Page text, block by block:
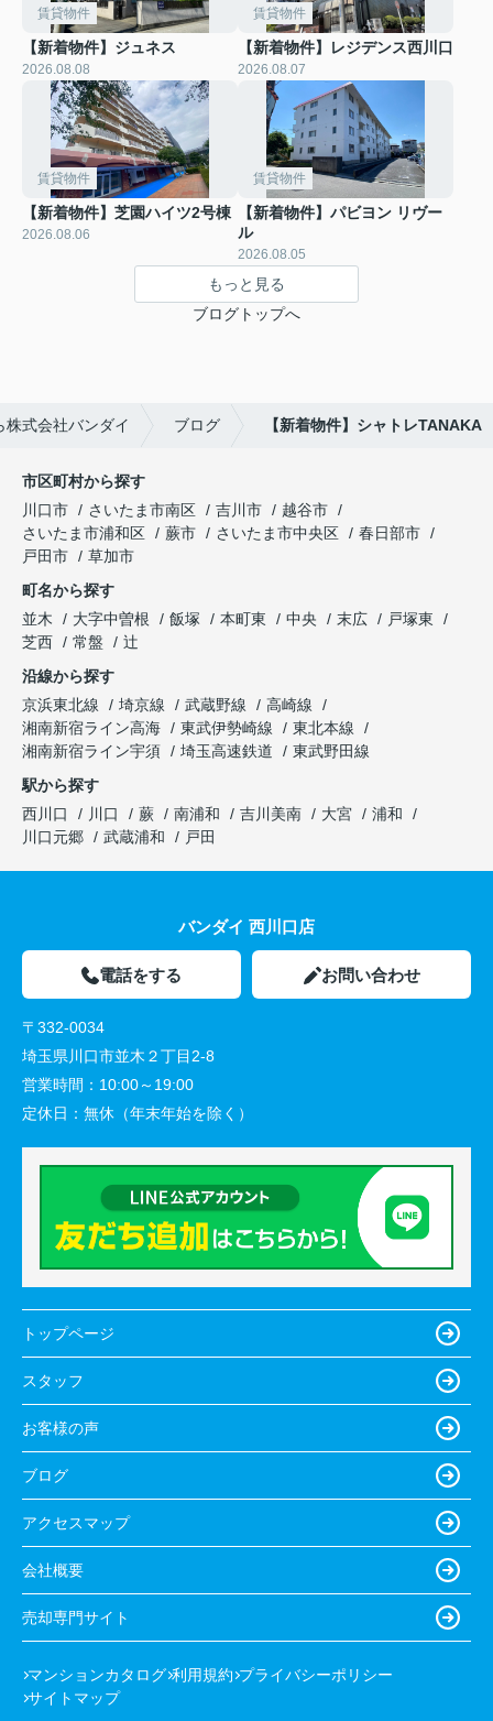
賃貸物件
【新着物件】ジュネス
2026.08.08
賃貸物件
【新着物件】レジデンス西川口
2026.08.07
賃貸物件
【新着物件】芝園ハイツ2号棟
2026.08.06
賃貸物件
【新着物件】パビヨン リヴー
ル
2026.08.05
もっと見る
ブログトップへ
式会社バンダイ ブログ 【新着物件】シャトレTANAKA
市区町村から探す
川口市
さいたま市南区 吉川市
越谷市
さいたま市浦和区
蕨市 さいたま市中央区
春日部市
戸田市
草加市
町名から探す
並木
大字中曽根 飯塚 本町東 中央 末広
戸塚東
芝西
常盤
辻
沿線から探す
京浜東北線
埼京線 武蔵野線
高崎線
湘南新宿ライン高海
東武伊勢崎線
東北本線
湘南新宿ライン宇須
埼玉高速鉄道
東武野田線
駅から探す
西川口
川口 蕨 南浦和 吉川美南 大宮
浦和
川口元郷
武蔵浦和 戸田
バンダイ 西川口店
電話をする お問い合わせ
〒332-0034
埼玉県川口市並木２丁目2-8
営業時間： 10:00～19:00
定休日： 無休（年末年始を除く）
トップページ
スタッフ
お客様の声
ブログ
アクセスマップ
会社概要
売却専門サイト
マンションカタログ 利用規約 プライバシーポリシー
サイトマップ